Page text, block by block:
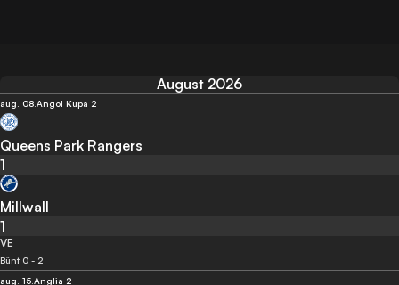
August 2026
aug. 08. Angol Kupa 2
Queens Park Rangers
1
Millwall
1
VE
Bünt 0 - 2
aug. 15. Anglia 2